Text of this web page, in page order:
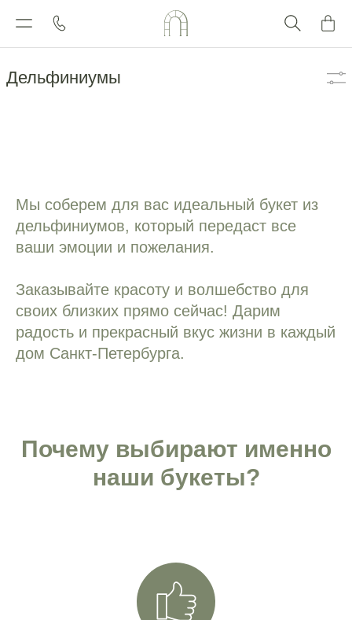
Дельфиниумы
Мы соберем для вас идеальный букет из
дельфиниумов, который передаст все
ваши эмоции и пожелания.
Заказывайте красоту и волшебство для
своих близких прямо сейчас! Дарим
радость и прекрасный вкус жизни в каждый
дом Санкт-Петербурга.
Почему выбирают именно
наши букеты?